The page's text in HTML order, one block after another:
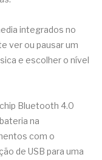
integrados no
ver ou pausar um
e escolher o nível
Bluetooth 4.0
na
com o
de USB para uma